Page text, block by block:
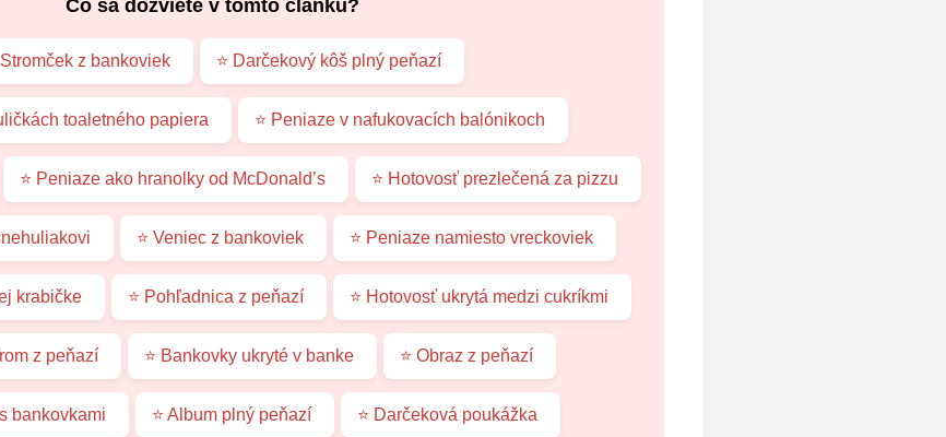
Čo sa dozviete v tomto článku?
Stromček z bankoviek ⭐ Darčekový kôš plný peňazí
toaletného papiera ⭐ Peniaze v nafukovacích balónikoch
⭐ Peniaze ako hranolky od McDonald’s ⭐ Hotovosť prezlečená za pizzu
⭐ Veniec z bankoviek ⭐ Peniaze namiesto vreckoviek
krabičke ⭐ Pohľadnica z peňazí ⭐ Hotovosť ukrytá medzi cukríkmi
z peňazí ⭐ Bankovky ukryté v banke ⭐ Obraz z peňazí
bankovkami ⭐ Album plný peňazí ⭐ Darčeková poukážka